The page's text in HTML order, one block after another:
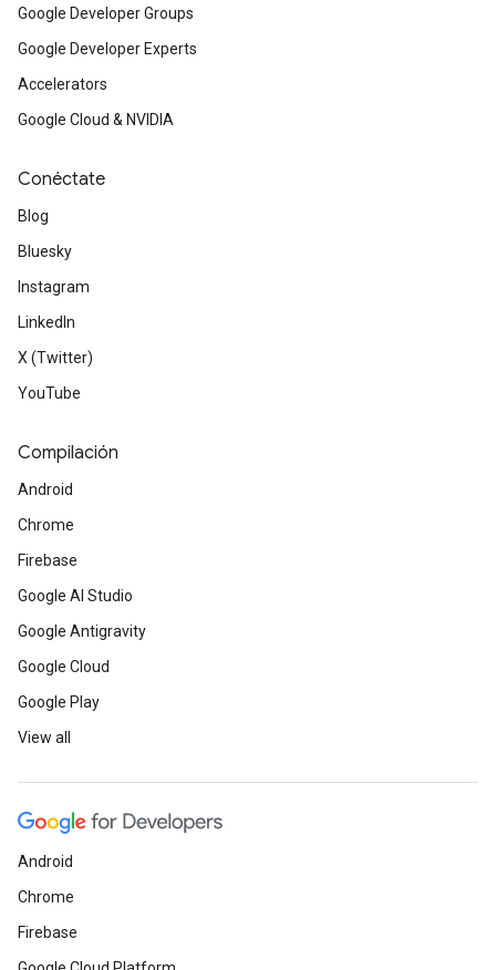
Google Developer Groups
Google Developer Experts
Accelerators
Google Cloud & NVIDIA
Conéctate
Blog
Bluesky
Instagram
LinkedIn
X (Twitter)
YouTube
Compilación
Android
Chrome
Firebase
Google AI Studio
Google Antigravity
Google Cloud
Google Play
View all
Android
Chrome
Firebase